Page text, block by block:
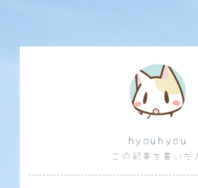
hyouhyou
この記事を書いた